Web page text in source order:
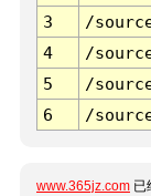
3 /
4
/
5
/
6
/
www.365jz.com 已